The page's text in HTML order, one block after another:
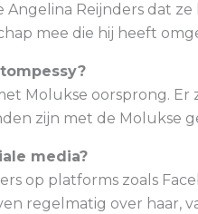
Reijnders dat
mee die hij heeft
Molukse oorsprong.
zijn met de Molukse
media?
op platforms zoals
regelmatig over haar,